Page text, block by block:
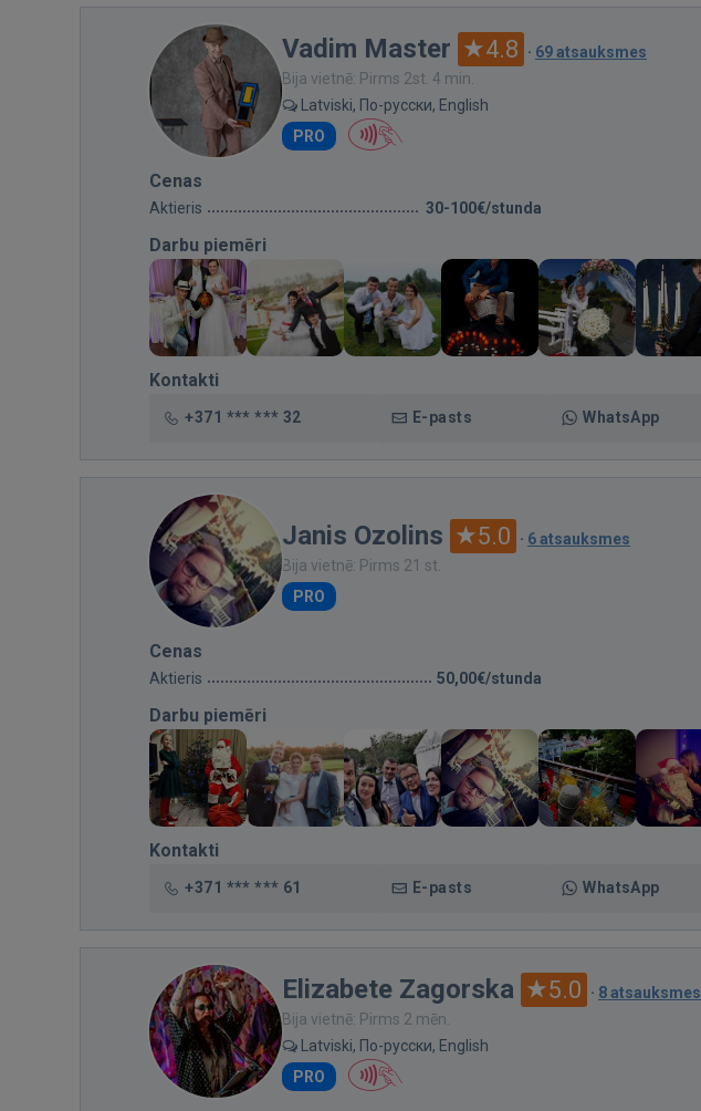
Vadim Master 4.8 · 69 atsauksmes
Bija vietnē: Pirms 2st. 4 min.
Latviski, По-русски, English
PRO
Cenas
Aktieris 30-100€/stunda
Darbu piemēri
Kontakti
+371 *** *** 32 E-pasts WhatsApp
Janis Ozolins 5.0 · 6 atsauksmes
Bija vietnē: Pirms 21 st.
PRO
Cenas
Aktieris 50,00€/stunda
Darbu piemēri
Kontakti
+371 *** *** 61 E-pasts WhatsApp
Elizabete Zagorska 5.0 · 8 atsauksmes
Bija vietnē: Pirms 2 mēn.
Latviski, По-русски, English
PRO